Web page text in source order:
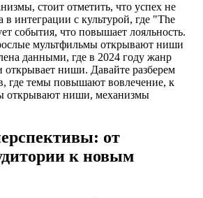
стоит отметить, что успех не
в интеграции с культурой, где "The
события, что повышает лояльность.
мультфильмы открывают ниши
данными, где в 2024 году жанр
открывает ниши. Давайте разберем
где темы повышают вовлечение, к
открывают ниши, механизмы
от
к новым